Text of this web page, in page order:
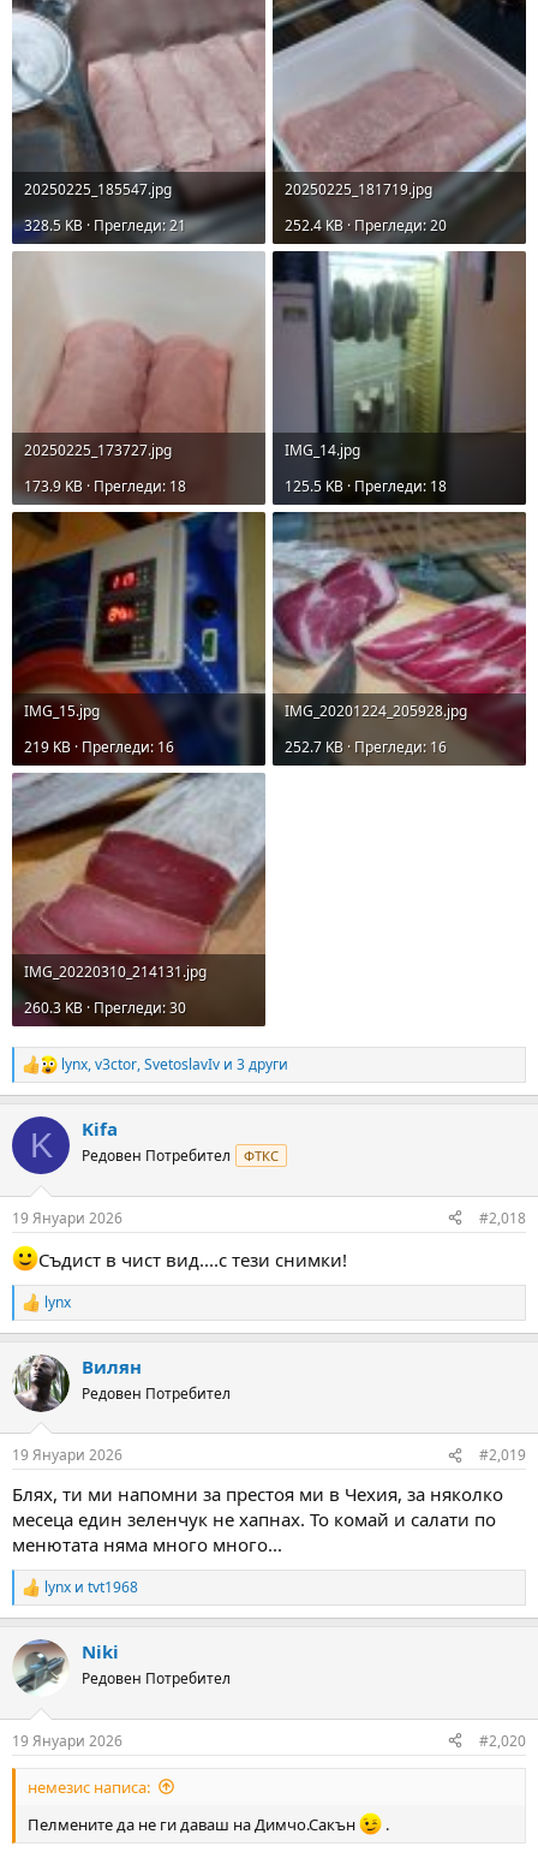
20250225_185547.jpg
328.5 KB · Прегледи: 21
20250225_181719.jpg
252.4 KB · Прегледи: 20
20250225_173727.jpg
173.9 KB · Прегледи: 18
IMG_14.jpg
125.5 KB · Прегледи: 18
IMG_15.jpg
219 KB · Прегледи: 16
IMG_20201224_205928.jpg
252.7 KB · Прегледи: 16
IMG_20220310_214131.jpg
260.3 KB · Прегледи: 30
R
e
c
i
s
:
lynx,v3ctor,SvetoslavIv и 3 други
K Kifa
Редовен Потребител ФТКС
19 Януари 2026 #2,018
Съдист в чист вид....с тези снимки!
R
e
c
t
i
s
lynx
Вилян
Редовен Потребител
19 Януари 2026 #2,019
Блях, ти ми напомни за престоя ми в Чехия, за няколко
месеца един зеленчук не хапнах. То комай и салати по
менютата няма много много...
R
e
c
t
i
s
:
lynx и tvt1968
Niki
Редовен Потребител
19 Януари 2026 #2,020
немезис написа:
Пелмените да не ги даваш на Димчо.Сакън
.